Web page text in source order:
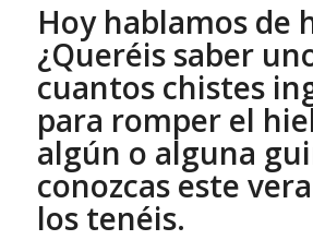
Hoy hablamos de
¿Queréis saber
cuantos chistes
para romper el
algún o alguna
conozcas este
los tenéis.